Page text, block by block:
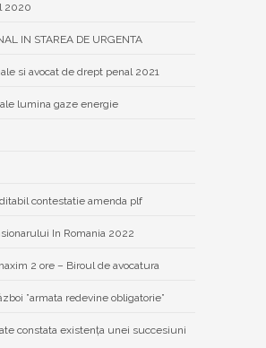
2020
IN STAREA DE URGENTA
si avocat de drept penal 2021
lumina gaze energie
contestatie amenda plf
In Romania 2022
2 ore – Biroul de avocatura
”armata redevine obligatorie”
constata existenţa unei succesiuni